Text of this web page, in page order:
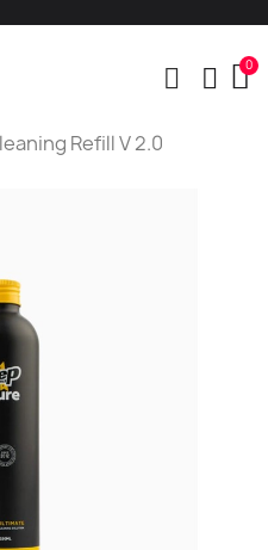
Refill V 2.0